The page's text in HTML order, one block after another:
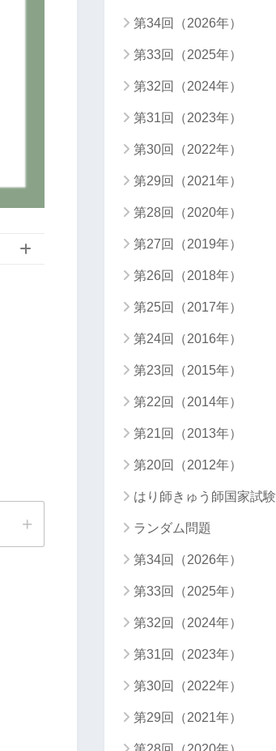
第34回（2026年）
第33回（2025年）
第32回（2024年）
第31回（2023年）
第30回（2022年）
第29回（2021年）
第28回（2020年）
第27回（2019年）
第26回（2018年）
第25回（2017年）
第24回（2016年）
第23回（2015年）
第22回（2014年）
第21回（2013年）
第20回（2012年）
はり師きゅう師国家試験
ランダム問題
第34回（2026年）
第33回（2025年）
第32回（2024年）
第31回（2023年）
第30回（2022年）
第29回（2021年）